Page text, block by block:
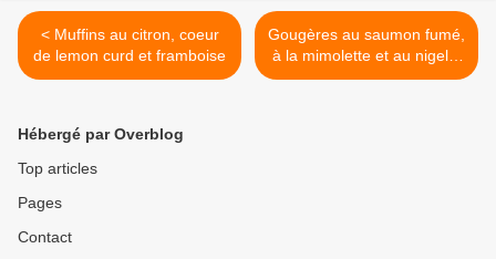
< Muffins au citron, coeur
de lemon curd et framboise
Gougères au saumon fumé,
à la mimolette et au nigelle
>
Hébergé par Overblog
Top articles
Pages
Contact